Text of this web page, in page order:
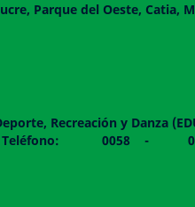
Parque del Oeste, Catia,
Recreación y Danza
Teléfono: